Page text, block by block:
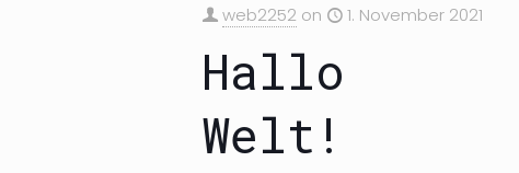
web2252 on 1. November 2021
Hallo
Welt!